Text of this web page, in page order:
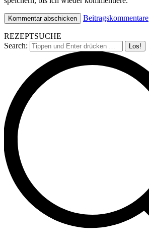
Beitragskommentare
REZEPTSUCHE
Search: